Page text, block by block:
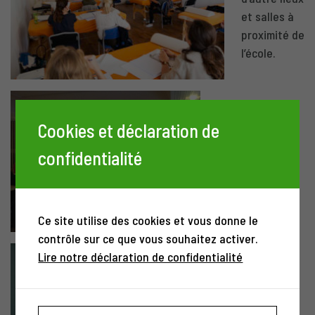
et salles à
proximité de
l’école.
Cookies et déclaration de
confidentialité
Ce site utilise des cookies et vous donne le
contrôle sur ce que vous souhaitez activer.
Lire notre déclaration de confidentialité